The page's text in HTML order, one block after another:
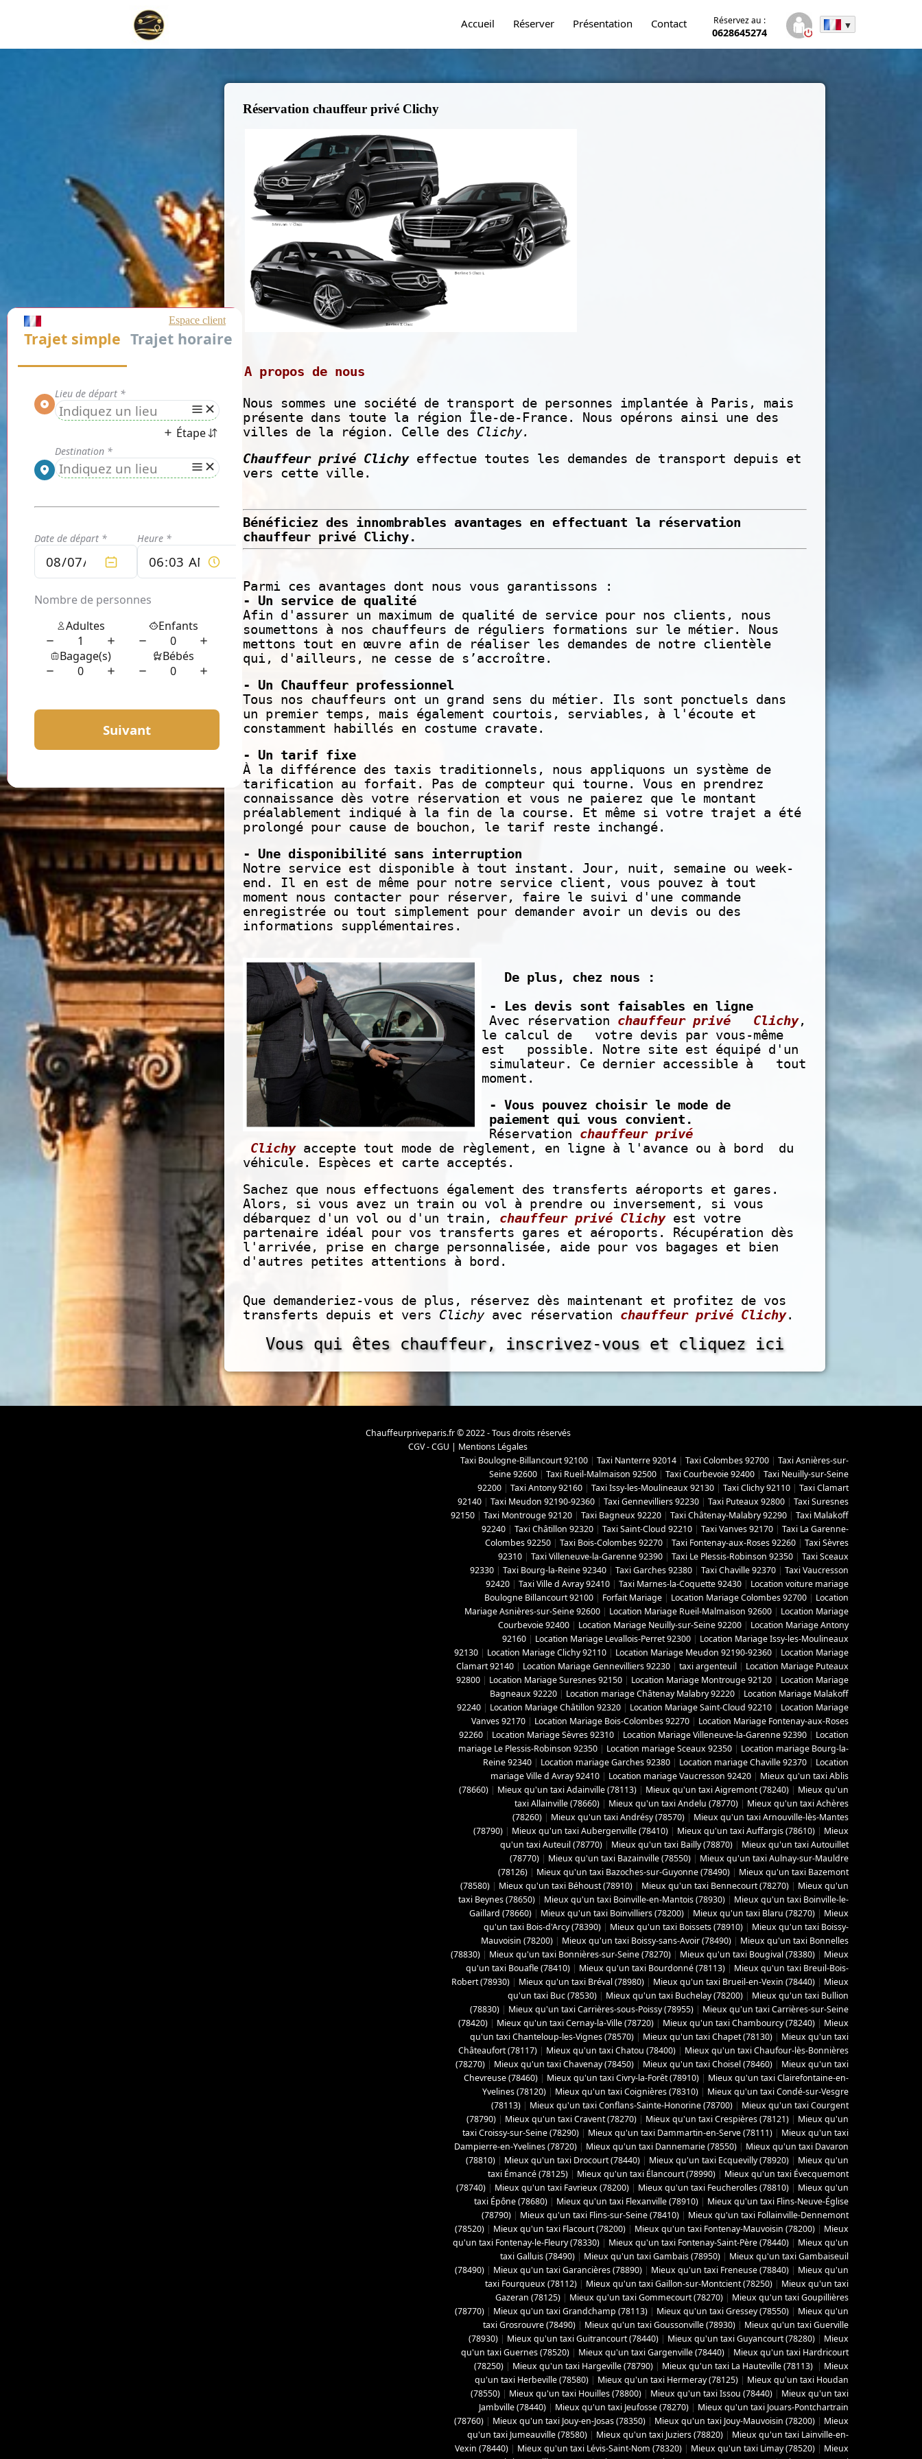
Accueil Réserver Présentation Contact Réservez au :
0628645274
Réservation chauffeur privé Clichy
A propos de nous
Nous sommes une société de transport de personnes implantée à Paris, mais
présente dans toute la région Île-de-France. Nous opérons ainsi une des
villes de la région. Celle des Clichy.
Chauffeur privé Clichyeffectue toutes les demandes de transport depuis et
vers cette ville.
Bénéficiez des innombrables avantages en effectuant la réservation
chauffeur privé Clichy.
Parmi ces avantages dont nous vous garantissons :
- Un service de qualité
Afin d'assurer un maximum de qualité de service pour nos clients, nous
soumettons à nos chauffeurs de réguliers formations sur le métier. Nous
mettons tout en œuvre afin de réaliser les demandes de notre clientèle
qui, d'ailleurs, ne cesse de s’accroître.
- Un Chauffeur professionnel
Tous nos chauffeurs ont un grand sens du métier. Ils sont ponctuels dans
un premier temps, mais également courtois, serviables, à l'écoute et
constamment habillés en costume cravate.
- Un tarif fixe
À la différence des taxis traditionnels, nous appliquons un système de
tarification au forfait. Pas de compteur qui tourne. Vous en prendrez
connaissance dès votre réservation et vous ne paierez que le montant
préalablement indiqué à la fin de la course. Et même si votre trajet a été
prolongé pour cause de bouchon, le tarif reste inchangé.
- Une disponibilité sans interruption
Notre service est disponible à tout instant. Jour, nuit, semaine ou week-
end. Il en est de même pour notre service client, vous pouvez à tout
moment nous contacter pour réserver, faire le suivi d'une commande
enregistrée ou tout simplement pour demander avoir un devis ou des
informations supplémentaires.
De plus, chez nous :
- Les devis sont faisables en ligne
Avec réservation chauffeur privé Clichy,
le calcul de votre devis par vous-même
est possible. Notre site est équipé d'un
simulateur. Ce dernier accessible à tout
moment.
- Vous pouvez choisir le mode de
paiement qui vous convient.
Réservation chauffeur privé
Clichy accepte tout mode de règlement, en ligne à l'avance ou à bord du
véhicule. Espèces et carte acceptés.
Sachez que nous effectuons également des transferts aéroports et gares.
Alors, si vous avez un train ou vol à prendre ou inversement, si vous
débarquez d'un vol ou d'un train, chauffeur privé Clichyest votre
partenaire idéal pour vos transferts gares et aéroports. Récupération dès
l'arrivée, prise en charge personnalisée, aide pour vos bagages et bien
d'autres petites attentions à bord.
Que demanderiez-vous de plus, réservez dès maintenant et profitez de vos
transferts depuis et vers Clichyavec réservation chauffeur privé Clichy.
Vous qui êtes chauffeur, inscrivez-vous et cliquez ici
Chauffeurpriveparis.fr © 2022 - Tous droits réservés
CGV - CGU | Mentions Légales
Taxi Boulogne-Billancourt 92100 | Taxi Nanterre 92014 | Taxi Colombes 92700 | Taxi Asnières-sur-
Seine 92600 | Taxi Rueil-Malmaison 92500 | Taxi Courbevoie 92400 | Taxi Neuilly-sur-Seine
92200 | Taxi Antony 92160 | Taxi Issy-les-Moulineaux 92130 | Taxi Clichy 92110 | Taxi Clamart
92140 | Taxi Meudon 92190-92360 | Taxi Gennevilliers 92230 | Taxi Puteaux 92800 | Taxi Suresnes
92150 | Taxi Montrouge 92120 | Taxi Bagneux 92220 | Taxi Châtenay-Malabry 92290 | Taxi Malakoff
92240 | Taxi Châtillon 92320 | Taxi Saint-Cloud 92210 | Taxi Vanves 92170 | Taxi La Garenne-
Colombes 92250 | Taxi Bois-Colombes 92270 | Taxi Fontenay-aux-Roses 92260 | Taxi Sèvres
92310 | Taxi Villeneuve-la-Garenne 92390 | Taxi Le Plessis-Robinson 92350 | Taxi Sceaux
92330 | Taxi Bourg-la-Reine 92340 | Taxi Garches 92380 | Taxi Chaville 92370 | Taxi Vaucresson
92420 | Taxi Ville d Avray 92410 | Taxi Marnes-la-Coquette 92430 | Location voiture mariage
Boulogne Billancourt 92100 | Forfait Mariage | Location Mariage Colombes 92700 | Location
Mariage Asnières-sur-Seine 92600 | Location Mariage Rueil-Malmaison 92600 | Location Mariage
Courbevoie 92400 | Location Mariage Neuilly-sur-Seine 92200 | Location Mariage Antony
92160 | Location Mariage Levallois-Perret 92300 | Location Mariage Issy-les-Moulineaux
92130 | Location Mariage Clichy 92110 | Location Mariage Meudon 92190-92360 | Location Mariage
Clamart 92140 | Location Mariage Gennevilliers 92230 | taxi argenteuil | Location Mariage Puteaux
92800 | Location Mariage Suresnes 92150 | Location Mariage Montrouge 92120 | Location Mariage
Bagneaux 92220 | Location mariage Châtenay Malabry 92220 | Location Mariage Malakoff
92240 | Location Mariage Châtillon 92320 | Location Mariage Saint-Cloud 92210 | Location Mariage
Vanves 92170 | Location Mariage Bois-Colombes 92270 | Location Mariage Fontenay-aux-Roses
92260 | Location Mariage Sèvres 92310 | Location Mariage Villeneuve-la-Garenne 92390 | Location
mariage Le Plessis-Robinson 92350 | Location mariage Sceaux 92350 | Location mariage Bourg-la-
Reine 92340 | Location mariage Garches 92380 | Location mariage Chaville 92370 | Location
mariage Ville d Avray 92410 | Location mariage Vaucresson 92420 | Mieux qu'un taxi Ablis
(78660) | Mieux qu'un taxi Adainville (78113) | Mieux qu'un taxi Aigremont (78240) | Mieux qu'un
taxi Allainville (78660) | Mieux qu'un taxi Andelu (78770) | Mieux qu'un taxi Achères
(78260) | Mieux qu'un taxi Andrésy (78570) | Mieux qu'un taxi Arnouville-lès-Mantes
(78790) | Mieux qu'un taxi Aubergenville (78410) | Mieux qu'un taxi Auffargis (78610) | Mieux
qu'un taxi Auteuil (78770) | Mieux qu'un taxi Bailly (78870) | Mieux qu'un taxi Autouillet
(78770) | Mieux qu'un taxi Bazainville (78550) | Mieux qu'un taxi Aulnay-sur-Mauldre
(78126) | Mieux qu'un taxi Bazoches-sur-Guyonne (78490) | Mieux qu'un taxi Bazemont
(78580) | Mieux qu'un taxi Béhoust (78910) | Mieux qu'un taxi Bennecourt (78270) | Mieux qu'un
taxi Beynes (78650) | Mieux qu'un taxi Boinville-en-Mantois (78930) | Mieux qu'un taxi Boinville-le-
Gaillard (78660) | Mieux qu'un taxi Boinvilliers (78200) | Mieux qu'un taxi Blaru (78270) | Mieux
qu'un taxi Bois-d'Arcy (78390) | Mieux qu'un taxi Boissets (78910) | Mieux qu'un taxi Boissy-
Mauvoisin (78200) | Mieux qu'un taxi Boissy-sans-Avoir (78490) | Mieux qu'un taxi Bonnelles
(78830) | Mieux qu'un taxi Bonnières-sur-Seine (78270) | Mieux qu'un taxi Bougival (78380) | Mieux
qu'un taxi Bouafle (78410) | Mieux qu'un taxi Bourdonné (78113) | Mieux qu'un taxi Breuil-Bois-
Robert (78930) | Mieux qu'un taxi Bréval (78980) | Mieux qu'un taxi Brueil-en-Vexin (78440) | Mieux
qu'un taxi Buc (78530) | Mieux qu'un taxi Buchelay (78200) | Mieux qu'un taxi Bullion
(78830) | Mieux qu'un taxi Carrières-sous-Poissy (78955) | Mieux qu'un taxi Carrières-sur-Seine
(78420) | Mieux qu'un taxi Cernay-la-Ville (78720) | Mieux qu'un taxi Chambourcy (78240) | Mieux
qu'un taxi Chanteloup-les-Vignes (78570) | Mieux qu'un taxi Chapet (78130) | Mieux qu'un taxi
Châteaufort (78117) | Mieux qu'un taxi Chatou (78400) | Mieux qu'un taxi Chaufour-lès-Bonnières
(78270) | Mieux qu'un taxi Chavenay (78450) | Mieux qu'un taxi Choisel (78460) | Mieux qu'un taxi
Chevreuse (78460) | Mieux qu'un taxi Civry-la-Forêt (78910) | Mieux qu'un taxi Clairefontaine-en-
Yvelines (78120) | Mieux qu'un taxi Coignières (78310) | Mieux qu'un taxi Condé-sur-Vesgre
(78113) | Mieux qu'un taxi Conflans-Sainte-Honorine (78700) | Mieux qu'un taxi Courgent
(78790) | Mieux qu'un taxi Cravent (78270) | Mieux qu'un taxi Crespières (78121) | Mieux qu'un
taxi Croissy-sur-Seine (78290) | Mieux qu'un taxi Dammartin-en-Serve (78111) | Mieux qu'un taxi
Dampierre-en-Yvelines (78720) | Mieux qu'un taxi Dannemarie (78550) | Mieux qu'un taxi Davaron
(78810) | Mieux qu'un taxi Drocourt (78440) | Mieux qu'un taxi Ecquevilly (78920) | Mieux qu'un
taxi Émancé (78125) | Mieux qu'un taxi Élancourt (78990) | Mieux qu'un taxi Évecquemont
(78740) | Mieux qu'un taxi Favrieux (78200) | Mieux qu'un taxi Feucherolles (78810) | Mieux qu'un
taxi Épône (78680) | Mieux qu'un taxi Flexanville (78910) | Mieux qu'un taxi Flins-Neuve-Église
(78790) | Mieux qu'un taxi Flins-sur-Seine (78410) | Mieux qu'un taxi Follainville-Dennemont
(78520) | Mieux qu'un taxi Flacourt (78200) | Mieux qu'un taxi Fontenay-Mauvoisin (78200) | Mieux
qu'un taxi Fontenay-le-Fleury (78330) | Mieux qu'un taxi Fontenay-Saint-Père (78440) | Mieux qu'un
taxi Galluis (78490) | Mieux qu'un taxi Gambais (78950) | Mieux qu'un taxi Gambaiseuil
(78490) | Mieux qu'un taxi Garancières (78890) | Mieux qu'un taxi Freneuse (78840) | Mieux qu'un
taxi Fourqueux (78112) | Mieux qu'un taxi Gaillon-sur-Montcient (78250) | Mieux qu'un taxi
Gazeran (78125) | Mieux qu'un taxi Gommecourt (78270) | Mieux qu'un taxi Goupillières
(78770) | Mieux qu'un taxi Grandchamp (78113) | Mieux qu'un taxi Gressey (78550) | Mieux qu'un
taxi Grosrouvre (78490) | Mieux qu'un taxi Goussonville (78930) | Mieux qu'un taxi Guerville
(78930) | Mieux qu'un taxi Guitrancourt (78440) | Mieux qu'un taxi Guyancourt (78280) | Mieux
qu'un taxi Guernes (78520) | Mieux qu'un taxi Gargenville (78440) | Mieux qu'un taxi Hardricourt
(78250) | Mieux qu'un taxi Hargeville (78790) | Mieux qu'un taxi La Hauteville (78113) | Mieux
qu'un taxi Herbeville (78580) | Mieux qu'un taxi Hermeray (78125) | Mieux qu'un taxi Houdan
(78550) | Mieux qu'un taxi Houilles (78800) | Mieux qu'un taxi Issou (78440) | Mieux qu'un taxi
Jambville (78440) | Mieux qu'un taxi Jeufosse (78270) | Mieux qu'un taxi Jouars-Pontchartrain
(78760) | Mieux qu'un taxi Jouy-en-Josas (78350) | Mieux qu'un taxi Jouy-Mauvoisin (78200) | Mieux
qu'un taxi Jumeauville (78580) | Mieux qu'un taxi Juziers (78820) | Mieux qu'un taxi Lainville-en-
Vexin (78440) | Mieux qu'un taxi Lévis-Saint-Nom (78320) | Mieux qu'un taxi Limay (78520) | Mieux